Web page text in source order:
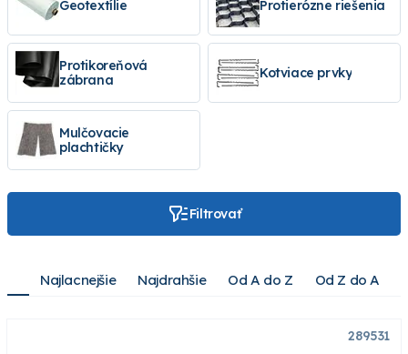
Geotextílie Protierózne riešenia
Protikoreňová
zábrana
Kotviace prvky
Mulčovacie
plachtičky
Filtrovať
Najlacnejšie Najdrahšie Od A do Z Od Z do A
289531